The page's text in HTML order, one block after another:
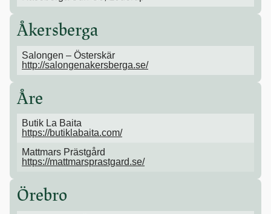
Åkersberga
Salongen – Österskär
http://salongenakersberga.se/
Åre
Butik La Baita
https://butiklabaita.com/
Mattmars Prästgård
https://mattmarsprastgard.se/
Örebro